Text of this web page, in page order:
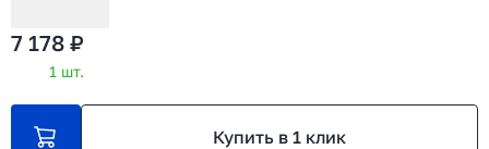
7 178 ₽
1 шт.
Купить в 1 клик